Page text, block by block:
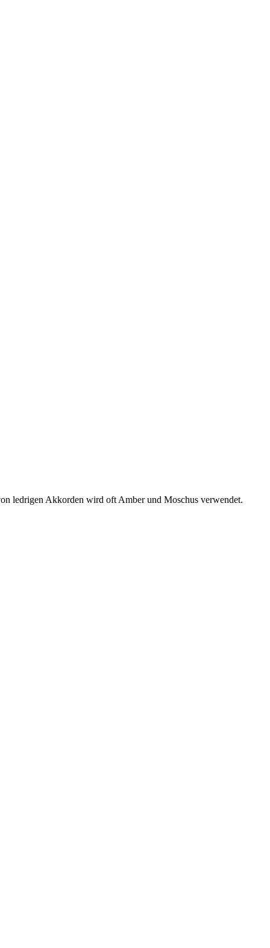
ledrigen Akkorden wird oft Amber und Moschus verwendet.